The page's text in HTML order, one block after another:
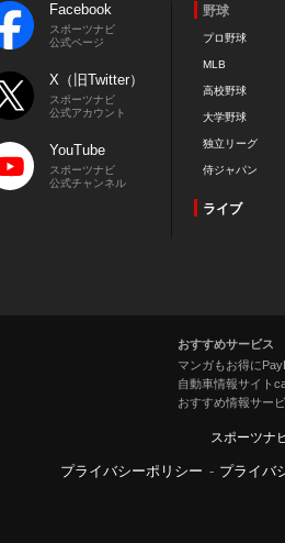
Facebook
スポーツナビ
公式ページ
X（旧Twitter）
スポーツナビ
公式アカウント
YouTube
スポーツナビ
公式チャンネル
野球
プロ野球
MLB
高校野球
大学野球
独立リーグ
侍ジャパン
ライブ
おすすめサービス
マンガもお得に
自動車情報サイト
おすすめ情報サー
スポーツナ
プライバシーポリシー - プライバ